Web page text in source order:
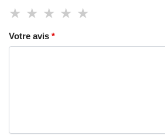
Votre avis *